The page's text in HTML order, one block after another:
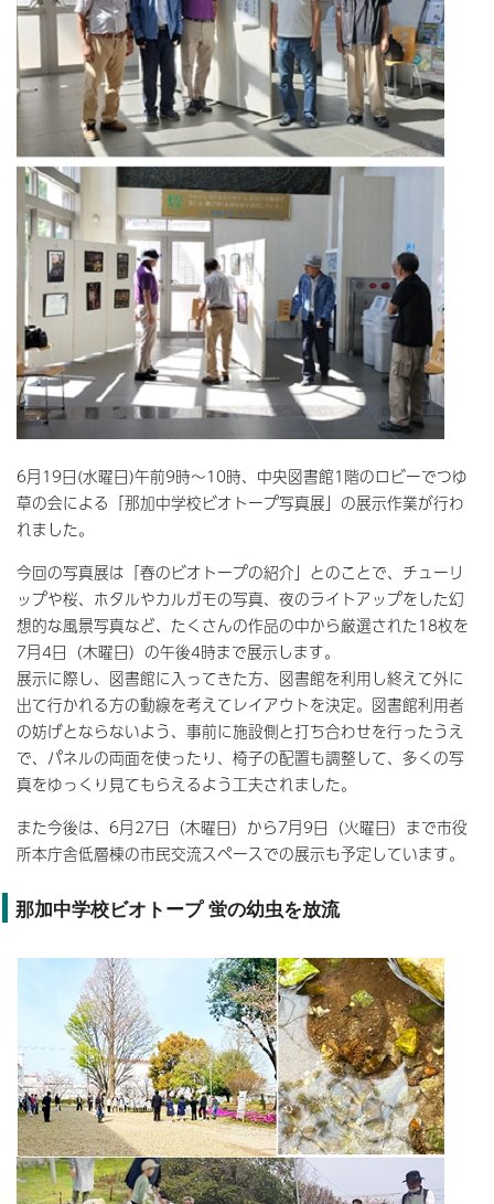
6月19日(水曜日)午前9時～10時、中央図書館1階のロビーでつゆ
草の会による「那加中学校ビオトープ写真展」の展示作業が行わ
れました。
今回の写真展は「春のビオトープの紹介」とのことで、チューリ
ップや桜、ホタルやカルガモの写真、夜のライトアップをした幻
想的な風景写真など、たくさんの作品の中から厳選された18枚を
7月4日（木曜日）の午後4時まで展示します。
展示に際し、図書館に入ってきた方、図書館を利用し終えて外に
出て行かれる方の動線を考えてレイアウトを決定。図書館利用者
の妨げとならないよう、事前に施設側と打ち合わせを行ったうえ
で、パネルの両面を使ったり、椅子の配置も調整して、多くの写
真をゆっくり見てもらえるよう工夫されました。
また今後は、6月27日（木曜日）から7月9日（火曜日）まで市役
所本庁舎低層棟の市民交流スペースでの展示も予定しています。
那加中学校ビオトープ 蛍の幼虫を放流